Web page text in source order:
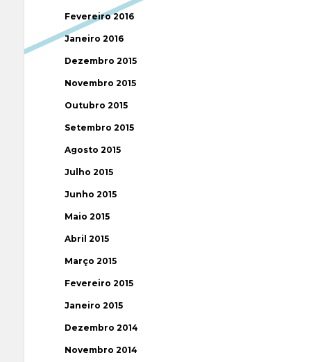
Fevereiro 2016
Janeiro 2016
Dezembro 2015
Novembro 2015
Outubro 2015
Setembro 2015
Agosto 2015
Julho 2015
Junho 2015
Maio 2015
Abril 2015
Março 2015
Fevereiro 2015
Janeiro 2015
Dezembro 2014
Novembro 2014